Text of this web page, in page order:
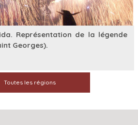
Représentation de la légende
Georges).
Toutes les régions